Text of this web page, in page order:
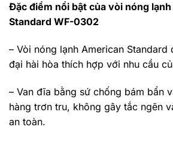
Đặc điểm nổi bật của vòi nóng
Standard WF-0302
– Vòi nóng lạnh American Standard
đại hài hòa thích hợp với nhu cầu
– Van đĩa bằng sứ chống bám bẩn
hàng trơn tru, không gây tắc ngẽn
an toàn.